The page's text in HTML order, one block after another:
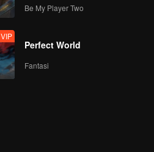
Be My Player Two
VIP
Perfect World
Fantasi